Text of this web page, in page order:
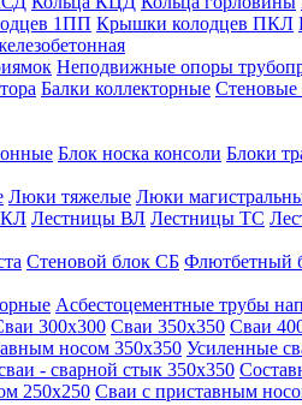
1ПП Крышки колодцев ПКЛ
Неподвижные опоры
Балки коллекторные Стеновые
Блок носка консоли Блоки
Люки тяжелые Люки
КЛ Лестницы ВЛ Лестницы ТС
Стеновой блок СБ Флютбетный
Асбестоцементные трубы
300х300 Сваи 350х350 Сваи
носом 350х350 Усиленные
- сварной стык 350х350
250х250 Сваи с приставным